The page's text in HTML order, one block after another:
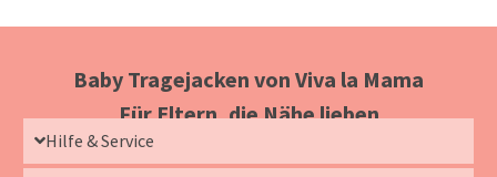
Baby Tragejacken von Viva la Mama
Für Eltern, die Nähe lieben
Hilfe & Service